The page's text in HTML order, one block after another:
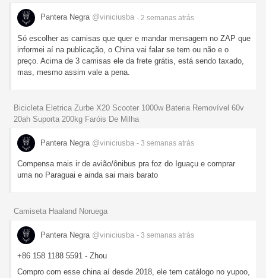
Pantera Negra @viniciusba - 2 semanas atrás
Só escolher as camisas que quer e mandar mensagem no ZAP que
informei aí na publicação, o China vai falar se tem ou não e o
preço. Acima de 3 camisas ele da frete grátis, está sendo taxado,
mas, mesmo assim vale a pena.
Bicicleta Eletrica Zurbe X20 Scooter 1000w Bateria Removível 60v
20ah Suporta 200kg Faróis De Milha
Pantera Negra @viniciusba - 3 semanas atrás
Compensa mais ir de avião/ônibus pra foz do Iguaçu e comprar
uma no Paraguai e ainda sai mais barato
Camiseta Haaland Noruega
Pantera Negra @viniciusba - 3 semanas atrás
+86 158 1188 5591 - Zhou
Compro com esse china aí desde 2018, ele tem catálogo no yupoo,